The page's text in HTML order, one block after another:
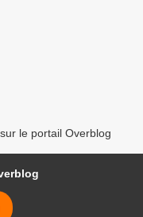
le portail Overblog